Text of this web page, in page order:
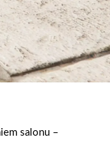
salonu –